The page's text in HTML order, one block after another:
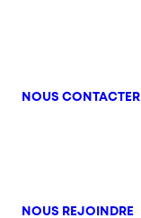
NOUS CONTACTER
NOUS REJOINDRE